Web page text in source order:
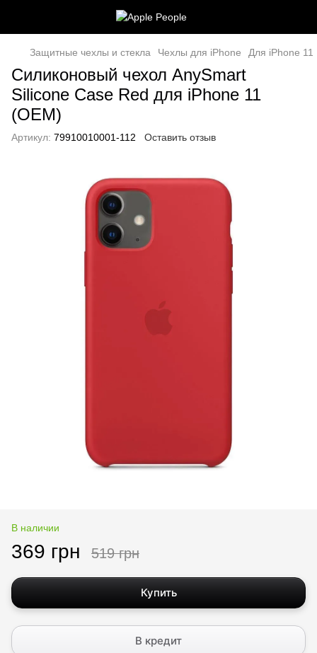
Защитные чехлы и стекла Чехлы для iPhone Для iPhone 11
Силиконовый чехол AnySmart
Silicone Case Red для iPhone 11
(OEM)
Артикул: 79910010001-112 Оставить отзыв
В наличии
369 грн 519 грн
Купить
В кредит